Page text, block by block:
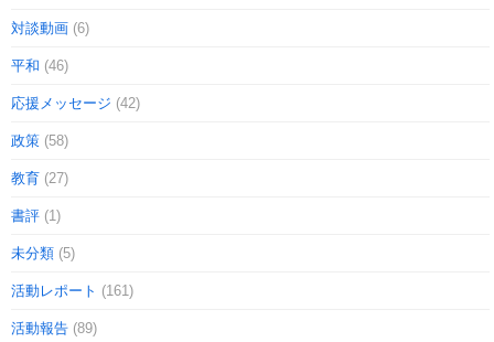
対談動画 (6)
平和 (46)
応援メッセージ (42)
政策 (58)
教育 (27)
書評 (1)
未分類 (5)
活動レポート (161)
活動報告 (89)